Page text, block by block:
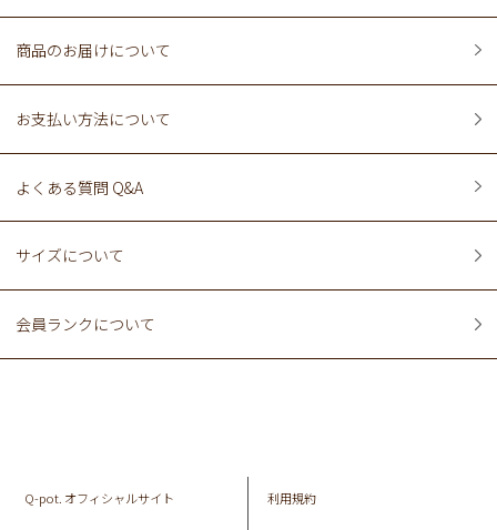
商品のお届けについて
お支払い方法について
よくある質問 Q&A
サイズについて
会員ランクについて
Q-pot. オフィシャルサイト 利用規約